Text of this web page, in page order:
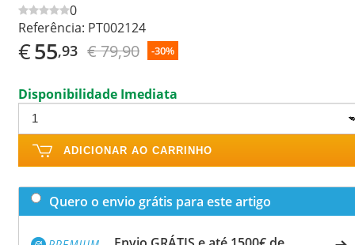
0
Referência: PT002124
€55,93 € 79,90 -30%
Disponibilidade Imediata
ADICIONAR AO CARRINHO
Quero o envio grátis para este artigo